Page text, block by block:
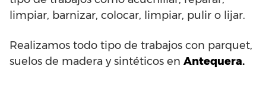
limpiar, barnizar, colocar, limpiar, pulir o lijar.
Realizamos todo tipo de trabajos con parquet,
suelos de madera y sintéticos en Antequera.